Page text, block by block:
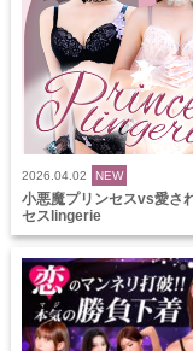
2026.04.02 NEW
小悪魔プリンセスvs愛さ
セスlingerie